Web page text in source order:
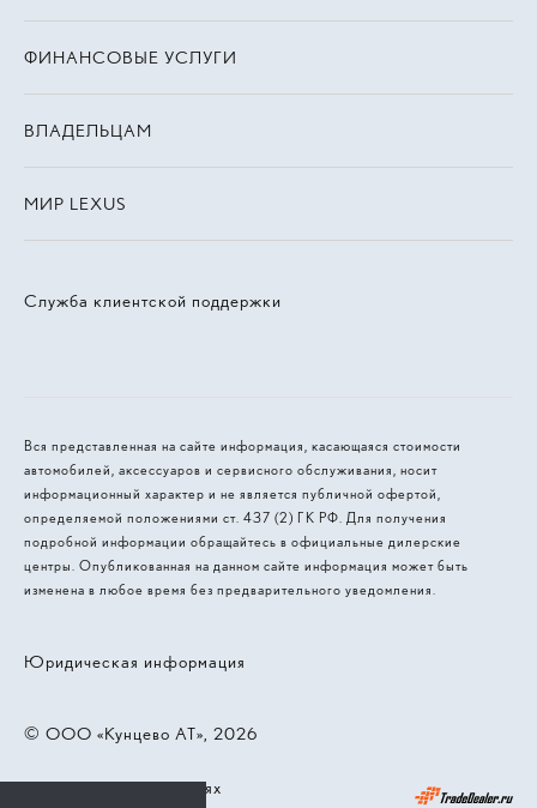
Служба клиентской поддержки
ФИНАНСОВЫЕ УСЛУГИ
ВЛАДЕЛЬЦАМ
МИР LEXUS
Вся представленная на сайте информация, касающаяся стоимости
автомобилей, аксессуаров и сервисного обслуживания, носит
информационный характер и не является публичной офертой,
определяемой положениями ст. 437 (2) ГК РФ. Для получения
подробной информации обращайтесь в официальные дилерские
центры. Опубликованная на данном сайте информация может быть
изменена в любое время без предварительного уведомления.
© 2026, ООО «Кунцево АТ»
Юридическая информация
Работает на технологиях